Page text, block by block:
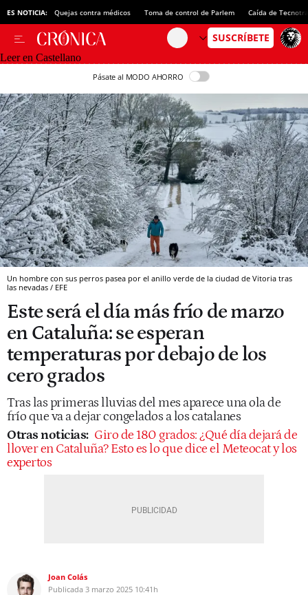
ES NOTICIA: Quejas contra médicos Toma de control de Parlem Caída de
Leer en Castellano
Pásate al MODO AHORRO
Un hombre con sus perros pasea por el anillo verde de la ciudad de Vitoria tras
las nevadas / EFE
Este será el día más frío de marzo
en Cataluña: se esperan
temperaturas por debajo de los
cero grados
Tras las primeras lluvias del mes aparece una ola de
frío que va a dejar congelados a los catalanes
Otras noticias: Giro de 180 grados: ¿Qué día dejará de
llover en Cataluña? Esto es lo que dice el Meteocat y los
expertos
Joan Colás
Publicada 3 marzo 2025 10:41h